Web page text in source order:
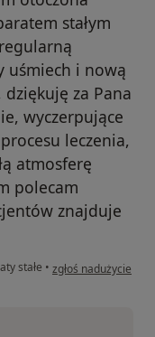
stałym
uśmiech i nową
dziękuję za Pana
wyczerpujące
leczenia,
atmosferę
polecam
znajduje
stałe • w opinii
zgłoś nadużycie